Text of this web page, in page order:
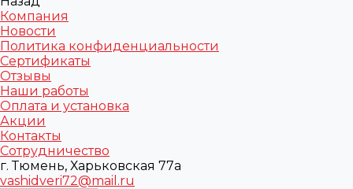
Компания
Новости
Политика конфиденциальности
Сертификаты
Отзывы
Наши работы
Оплата и установка
Акции
Контакты
Сотрудничество
г. Тюмень, Харьковская 77а
vashidveri72@mail.ru